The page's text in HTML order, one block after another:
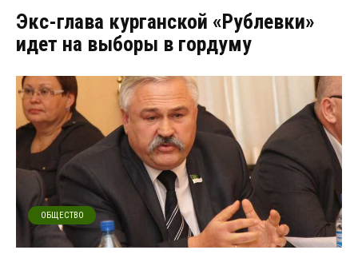
Экс-глава курганской «Рублевки»
идет на выборы в гордуму
ОБЩЕСТВО